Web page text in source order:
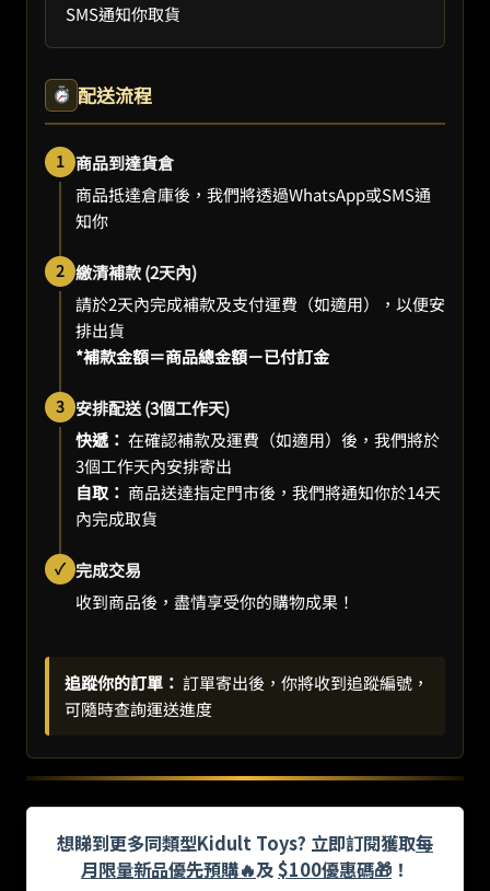
SMS通知你取貨
配送流程
1 商品到達貨倉
商品抵達倉庫後，我們將透過WhatsApp或SMS通
知你
2 繳清補款 (2天內)
請於2天內完成補款及支付運費（如適用），以便安
排出貨
*補款金額＝商品總金額－已付訂金
3 安排配送 (3個工作天)
快遞： 在確認補款及運費（如適用）後，我們將於
3個工作天內安排寄出
自取： 商品送達指定門市後，我們將通知你於14天
內完成取貨
✓ 完成交易
收到商品後，盡情享受你的購物成果！
追蹤你的訂單： 訂單寄出後，你將收到追蹤編號，
可隨時查詢運送進度